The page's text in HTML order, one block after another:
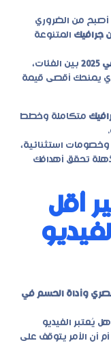
أصبح من الضروري
جرافيك المتنوعة
بين الفئات،
يمنحك أقصى قيمة
متكاملة وخطط
استثنائية،
تحقق أهدافك
أقل
وأداة الحسم في
يُعتبر الفيديو
أن الأمر يتوقف على